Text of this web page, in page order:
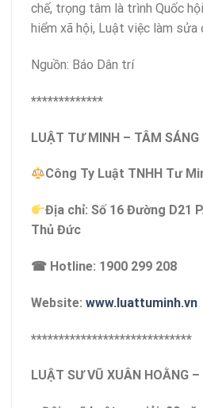
chế, trọng tâm là trình Quốc
hiểm xã hội, Luật việc làm sửa
Nguồn: Báo Dân trí
*************
LUẬT TƯ MINH – TÂM SÁNG
Công Ty Luật TNHH Tư
Địa chỉ: Số 16 Đường D21
Thủ Đức
☎ Hotline: 1900 299 208
Website: www.luattuminh.vn
*****************************
LUẬT SƯ VŨ XUÂN HOẰNG